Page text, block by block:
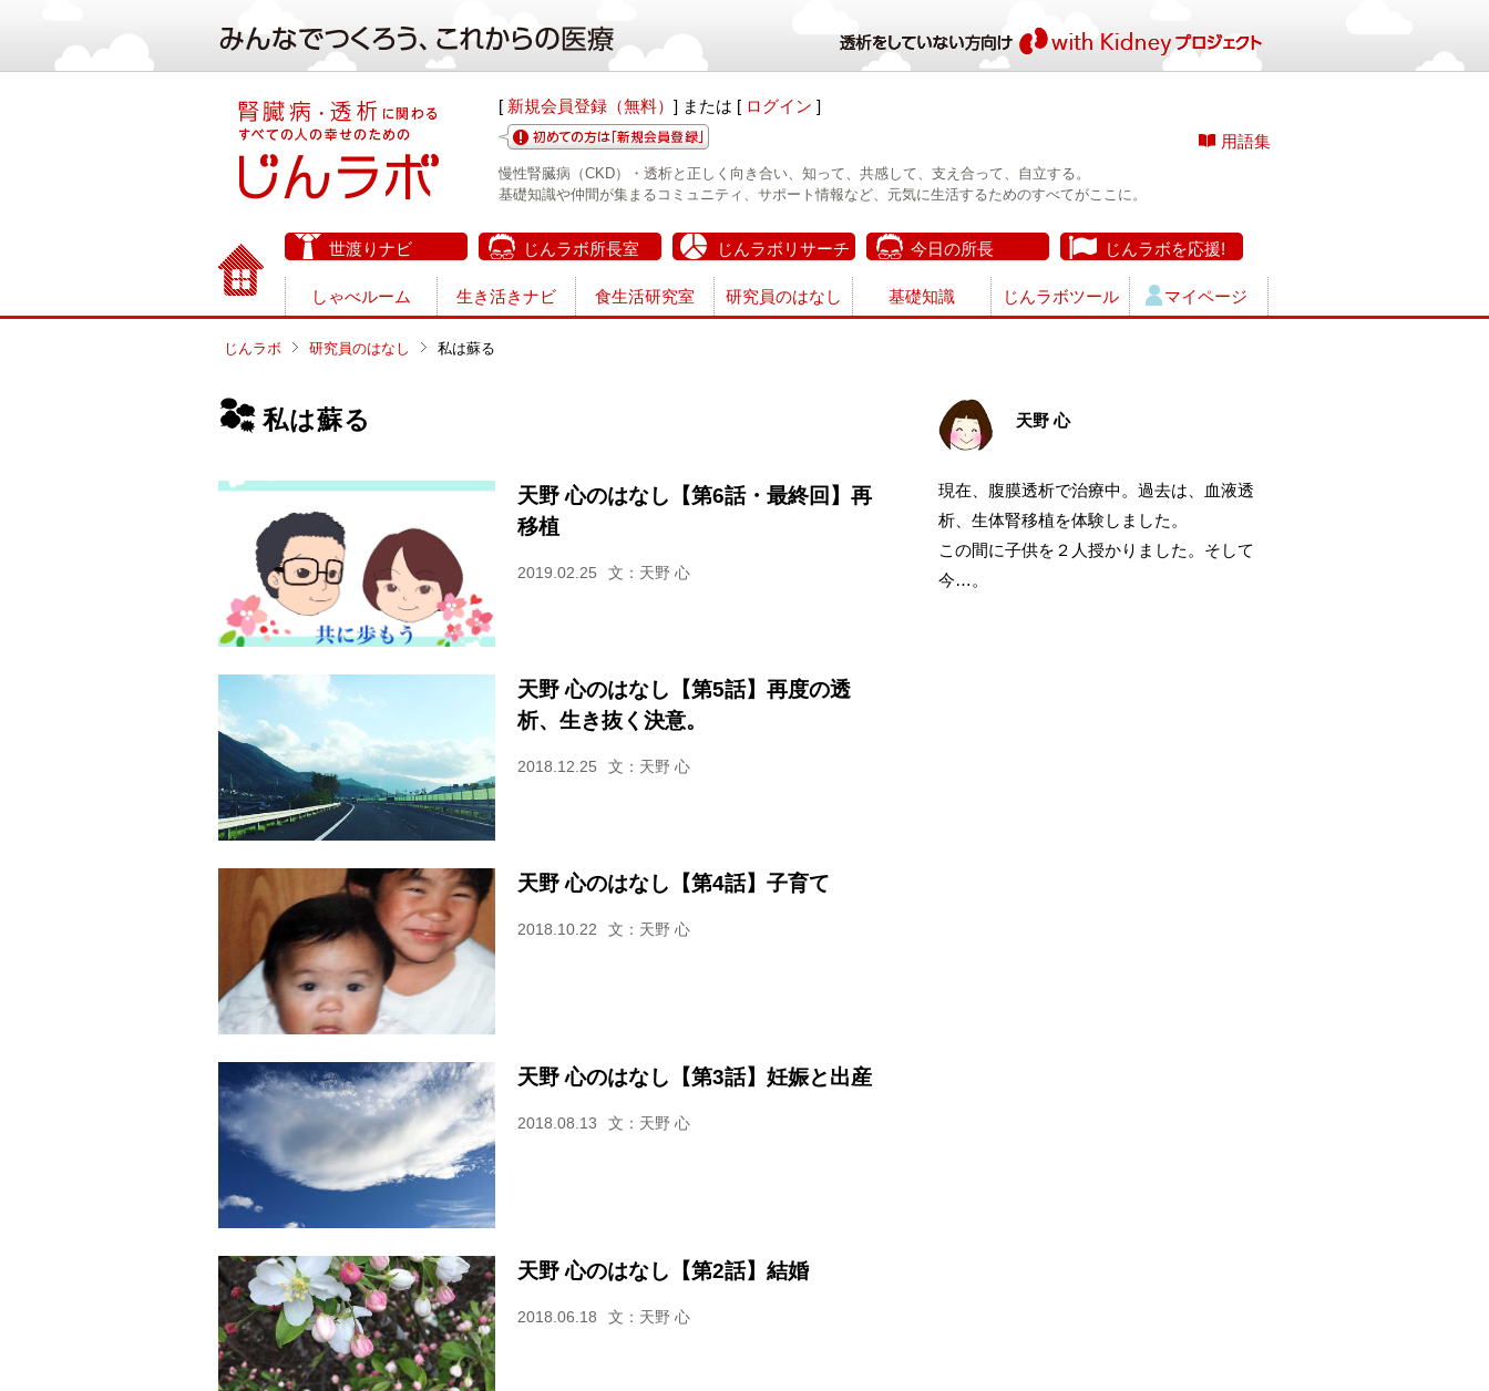
[ 新規会員登録（無料） ] または [ ログイン ]
用語集
慢性腎臓病（CKD）・透析と正しく向き合い、知って、共感して、支え合って、自立する。
基礎知識や仲間が集まるコミュニティ、サポート情報など、元気に生活するためのすべてがここに。
世渡りナビ じんラボ所長室 じんラボリサーチ 今日の所長 じんラボを応援!
しゃべルーム 生き活きナビ 食生活研究室 研究員のはなし 基礎知識 じんラボツール マイページ
じんラボ 研究員のはなし 私は蘇る
私は蘇る
天野 心のはなし【第6話・最終回】再
移植
2019.02.25 文：天野 心
天野 心のはなし【第5話】再度の透
析、生き抜く決意。
2018.12.25 文：天野 心
天野 心のはなし【第4話】子育て
2018.10.22 文：天野 心
天野 心のはなし【第3話】妊娠と出産
2018.08.13 文：天野 心
天野 心のはなし【第2話】結婚
2018.06.18 文：天野 心
天野 心
現在、腹膜透析で治療中。過去は、血液透
析、生体腎移植を体験しました。
この間に子供を２人授かりました。そして
今…。